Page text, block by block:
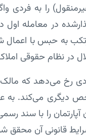
را به فردی
در نظام حقوقی
رخ می‌دهد که مالک
دیگری می‌کند. به
را با سند
قانونی آن محقق